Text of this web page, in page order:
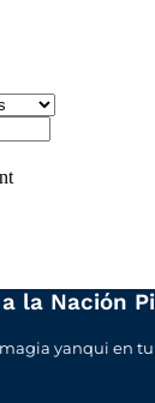
a la Nación
yanqui en